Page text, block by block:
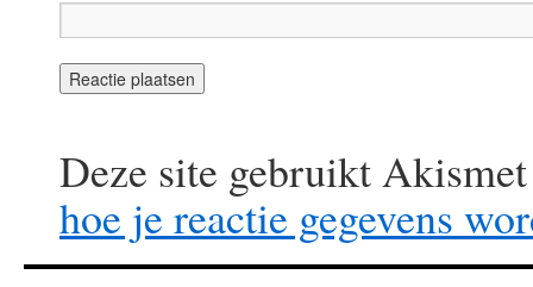
Deze site gebruikt
hoe je reactie gegevens